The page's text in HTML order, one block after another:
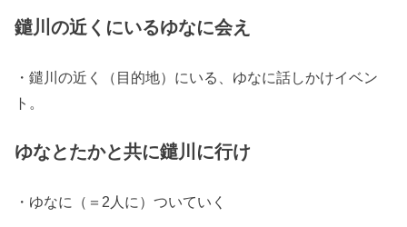
鑓川の近くにいるゆなに会え
・鑓川の近く（目的地）にいる、ゆなに話しかけイベン
ト。
ゆなとたかと共に鑓川に行け
・ゆなに（＝2人に）ついていく